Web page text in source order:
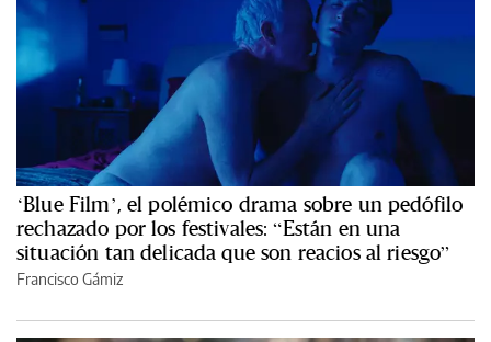
‘Blue Film’, el polémico drama sobre un pedófilo
rechazado por los festivales: “Están en una
situación tan delicada que son reacios al riesgo”
Francisco Gámiz